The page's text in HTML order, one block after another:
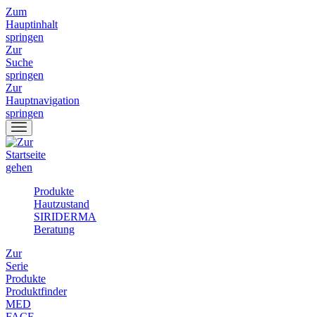
Zum
Hauptinhalt
springen
Zur
Suche
springen
Zur
Hauptnavigation
springen
Produkte
Hautzustand
SIRIDERMA
Beratung
Zur
Serie
Produkte
Produktfinder
MED